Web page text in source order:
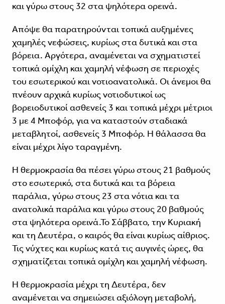
και γύρω στους 32 στα ψηλότερα ορεινά.
Απόψε θα παρατηρούνται τοπικά αυξημένες
χαμηλές νεφώσεις, κυρίως στα δυτικά και στα
βόρεια. Αργότερα, αναμένεται να σχηματιστεί
τοπικά ομίχλη και χαμηλή νέφωση σε περιοχές
του εσωτερικού και νοτιοανατολικά. Οι άνεμοι θα
πνέουν αρχικά κυρίως νοτιοδυτικοί ως
βορειοδυτικοί ασθενείς 3 και τοπικά μέχρι μέτριοι
3 με 4 Μποφόρ, για να καταστούν σταδιακά
μεταβλητοί, ασθενείς 3 Μποφόρ. Η θάλασσα θα
είναι μέχρι λίγο ταραγμένη.
Η θερμοκρασία θα πέσει γύρω στους 21 βαθμούς
στο εσωτερικό, στα δυτικά και τα βόρεια
παράλια, γύρω στους 23 στα νότια και τα
ανατολικά παράλια και γύρω στους 20 βαθμούς
στα ψηλότερα ορεινά.Το Σάββατο, την Κυριακή
και τη Δευτέρα, ο καιρός θα είναι κυρίως αίθριος.
Τις νύχτες και κυρίως κατά τις αυγινές ώρες, θα
σχηματίζεται τοπικά ομίχλη και χαμηλή νέφωση.
Η θερμοκρασία μέχρι τη Δευτέρα, δεν
αναμένεται να σημειώσει αξιόλογη μεταβολή,